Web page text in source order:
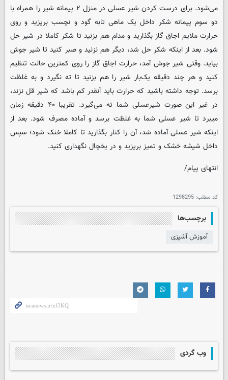
می‌شود. برای درست کردن شیر عسلی در منزل ۲ پیمانه شیر را همراه با
دو سوم پیمانه شکر داخل یک ماهی تابه گود و نچسب بریزید و روی
حرارت ملایم اجاق گاز بگذارید و مدام هم بزنید تا شکر کاملا در شیر حل
شود. بعد از اینکه شکر حل شد، دیگر هم نزنید و صبر کنید تا شیر جوش
بیاید. وقتی شیر جوش آمد، حرارت اجاق گاز را روی کمترین حالت تنظیم
کنید و هر چند دقیقه یک‌بار شیر را هم بزنید تا ته نگیرد و به غلظت
برسد. توجه داشته باشید که حرارت باید آنقدر کم باشد که شیر قل نزند،
در غیر این صورت شیرعسلی شما ته می‌گیرد. تقریبا ۴۰ دقیقه زمان
میبرد تا شیر عسلی شما به غلظت برسد و آماده مصرف شود. بعد از
اینکه شیر عسلی آماده شد، آن را کنار بگذارید تا کاملا خنک شود؛ سپس
داخل شیشه خشک و تمیز بریزید و در یخچال نگهداری کنید.
انتهای پیام/
کد مطلب: 1298295
برچسب‌ها
آموزش آشپزی
وب گردی